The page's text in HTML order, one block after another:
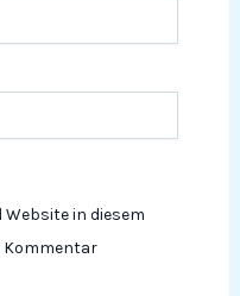
Website in diesem
Kommentar